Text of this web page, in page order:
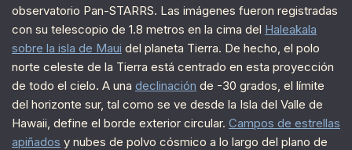
observatorio Pan-STARRS. Las imágenes fueron registradas
con su telescopio de 1.8 metros en la cima del Haleakala
sobre la isla de Maui del planeta Tierra. De hecho, el polo
norte celeste de la Tierra está centrado en esta proyección
de todo el cielo. A una declinación de -30 grados, el límite
del horizonte sur, tal como se ve desde la Isla del Valle de
Hawaii, define el borde exterior circular. Campos de estrellas
apiñados y nubes de polvo cósmico a lo largo del plano de